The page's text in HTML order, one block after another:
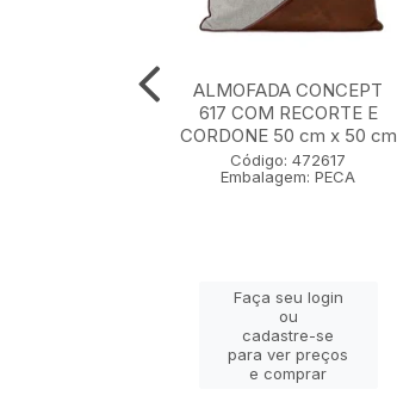
ALMOFADA CONCEPT
617 COM RECORTE E
CORDONE 50 cm x 50 cm
Código: 472617
Embalagem: PECA
Faça seu login
ou
cadastre-se
para ver preços
e comprar